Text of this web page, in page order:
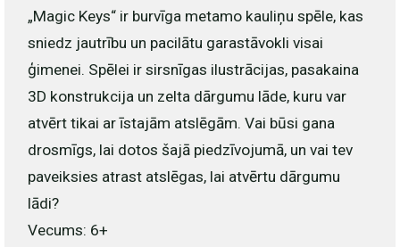
„Magic Keys“ ir burvīga metamo kauliņu spēle, kas
sniedz jautrību un pacilātu garastāvokli visai
ģimenei. Spēlei ir sirsnīgas ilustrācijas, pasakaina
3D konstrukcija un zelta dārgumu lāde, kuru var
atvērt tikai ar īstajām atslēgām. Vai būsi gana
drosmīgs, lai dotos šajā piedzīvojumā, un vai tev
paveiksies atrast atslēgas, lai atvērtu dārgumu
lādi?
Vecums: 6+